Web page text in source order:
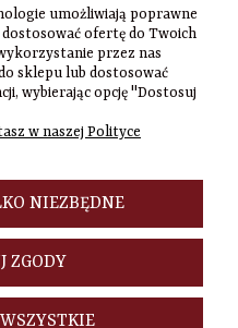
Szybki
kontakt
Zamówienia
al. Jana Pawła
00-148
umożliwiają poprawne
ofertę do Twoich
przez nas
sklepu lub dostosować
wybierając opcję "Dostosuj
w naszej Polityce
NIEZBĘDNE
ZGODY